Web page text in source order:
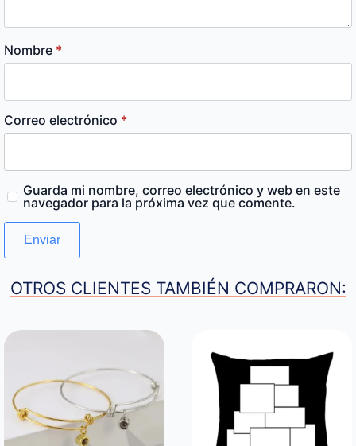
Nombre *
Correo electrónico *
Guarda mi nombre, correo electrónico y web en este
navegador para la próxima vez que comente.
OTROS CLIENTES TAMBIÉN COMPRARON: